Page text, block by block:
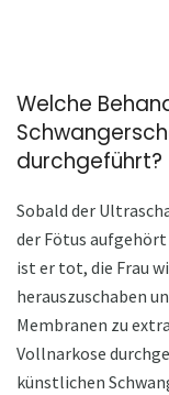
Welche
durchgeführt?
Sobald der
der Fötus
ist er tot, die Frau
herauszuschaben
Membranen zu
Vollnarkose
künstlichen